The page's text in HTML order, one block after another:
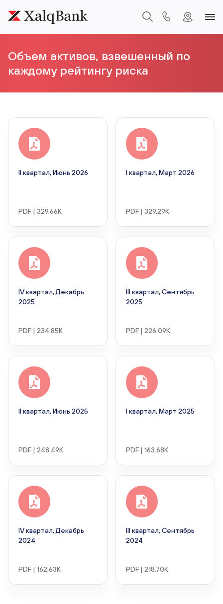
Объем активов, взвешенный по
каждому рейтингу риска
II квартал, Июнь 2026
PDF | 329.66K
I квартал, Март 2026
PDF | 329.29K
IV квартал, Декабрь
2025
PDF | 234.85K
III квартал, Сентябрь
2025
PDF | 226.09K
II квартал, Июнь 2025
PDF | 248.49K
I квартал, Март 2025
PDF | 163.68K
IV квартал, Декабрь
2024
PDF | 162.63K
III квартал, Сентябрь
2024
PDF | 218.70K